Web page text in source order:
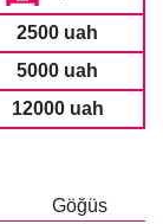
2500 uah
5000 uah
12000 uah
Göğüs